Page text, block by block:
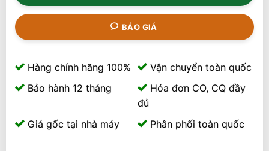
BÁO GIÁ
Hàng chính hãng 100%
Vận chuyển toàn quốc
Bảo hành 12 tháng
Hóa đơn CO, CQ đầy
đủ
Giá gốc tại nhà máy
Phân phối toàn quốc